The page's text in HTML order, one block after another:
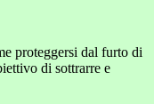
proteggersi dal furto di
di sottrarre e